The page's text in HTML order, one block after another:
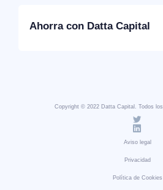
Ahorra con Datta Capital
Copyright © 2022 Datta Capital. Todos
Aviso legal
Privacidad
Política de Cookies